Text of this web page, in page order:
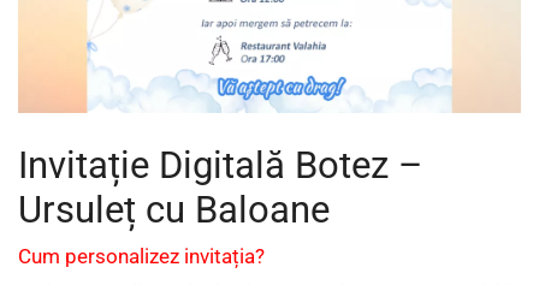
Invitație Digitală Botez –
Ursuleț cu Baloane
Cum personalizez invitația?